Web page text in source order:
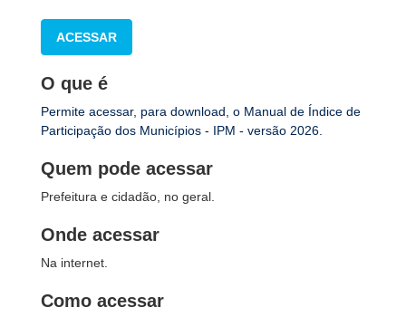
ACESSAR
O que é
Permite acessar, para download, o Manual de Índice de
Participação dos Municípios - IPM - versão 2026.
Quem pode acessar
Prefeitura e cidadão, no geral.
Onde acessar
Na internet.
Como acessar